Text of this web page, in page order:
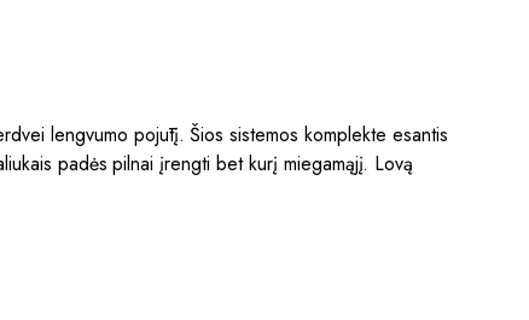
lengvumo pojūtį. Šios sistemos komplekte esantis
padės pilnai įrengti bet kurį miegamąjį. Lovą